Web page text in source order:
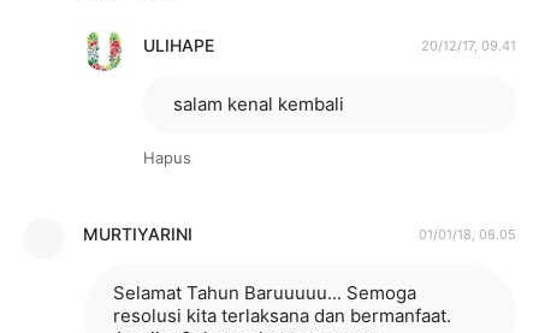
ULIHAPE 20/12/17, 09.41
salam kenal kembali
Hapus
MURTIYARINI 01/01/18, 08.05
Selamat Tahun Baruuuuu... Semoga
resolusi kita terlaksana dan bermanfaat.